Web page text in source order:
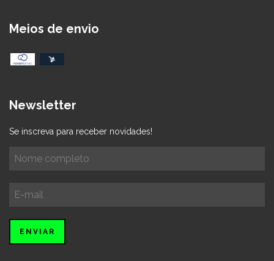
Meios de envio
Newsletter
Se inscreva para receber novidades!